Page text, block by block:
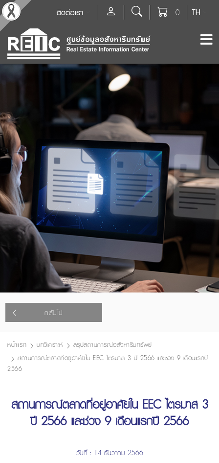
TH
0
ติดต่อเรา
กลับไป
หน้าแรก บทวิเคราะห์
สรุปสถานการณ์อสังหาริมทรัพย์
สถานการณ์ตลาดที่อยู่อาศัยใน EEC ไตรมาส 3 ปี 2566 และช่วง 9 เดือนแรกปี
2566
สถานการณ์ตลาดที่อยู่อาศัยใน EEC ไตรมาส 3
ปี 2566 และช่วง 9 เดือนแรกปี 2566
วันที่ : 14 ธันวาคม 2566